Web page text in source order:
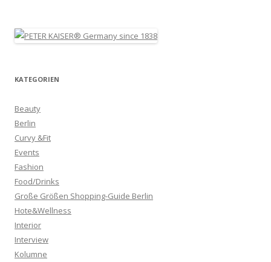
KATEGORIEN
Beauty
Berlin
Curvy &Fit
Events
Fashion
Food/Drinks
Große Größen Shopping-Guide Berlin
Hote&Wellness
Interior
Interview
Kolumne